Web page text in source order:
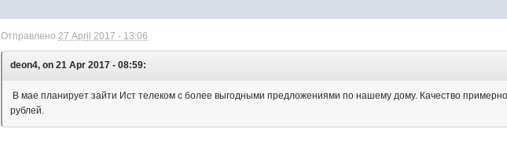
Отправлено27 April 2017 - 13:06
deon4, on 21 Apr 2017 - 08:59:
В мае планирует зайти Ист телеком с более выгодными предложениями по нашему дому. Качество
рублей.